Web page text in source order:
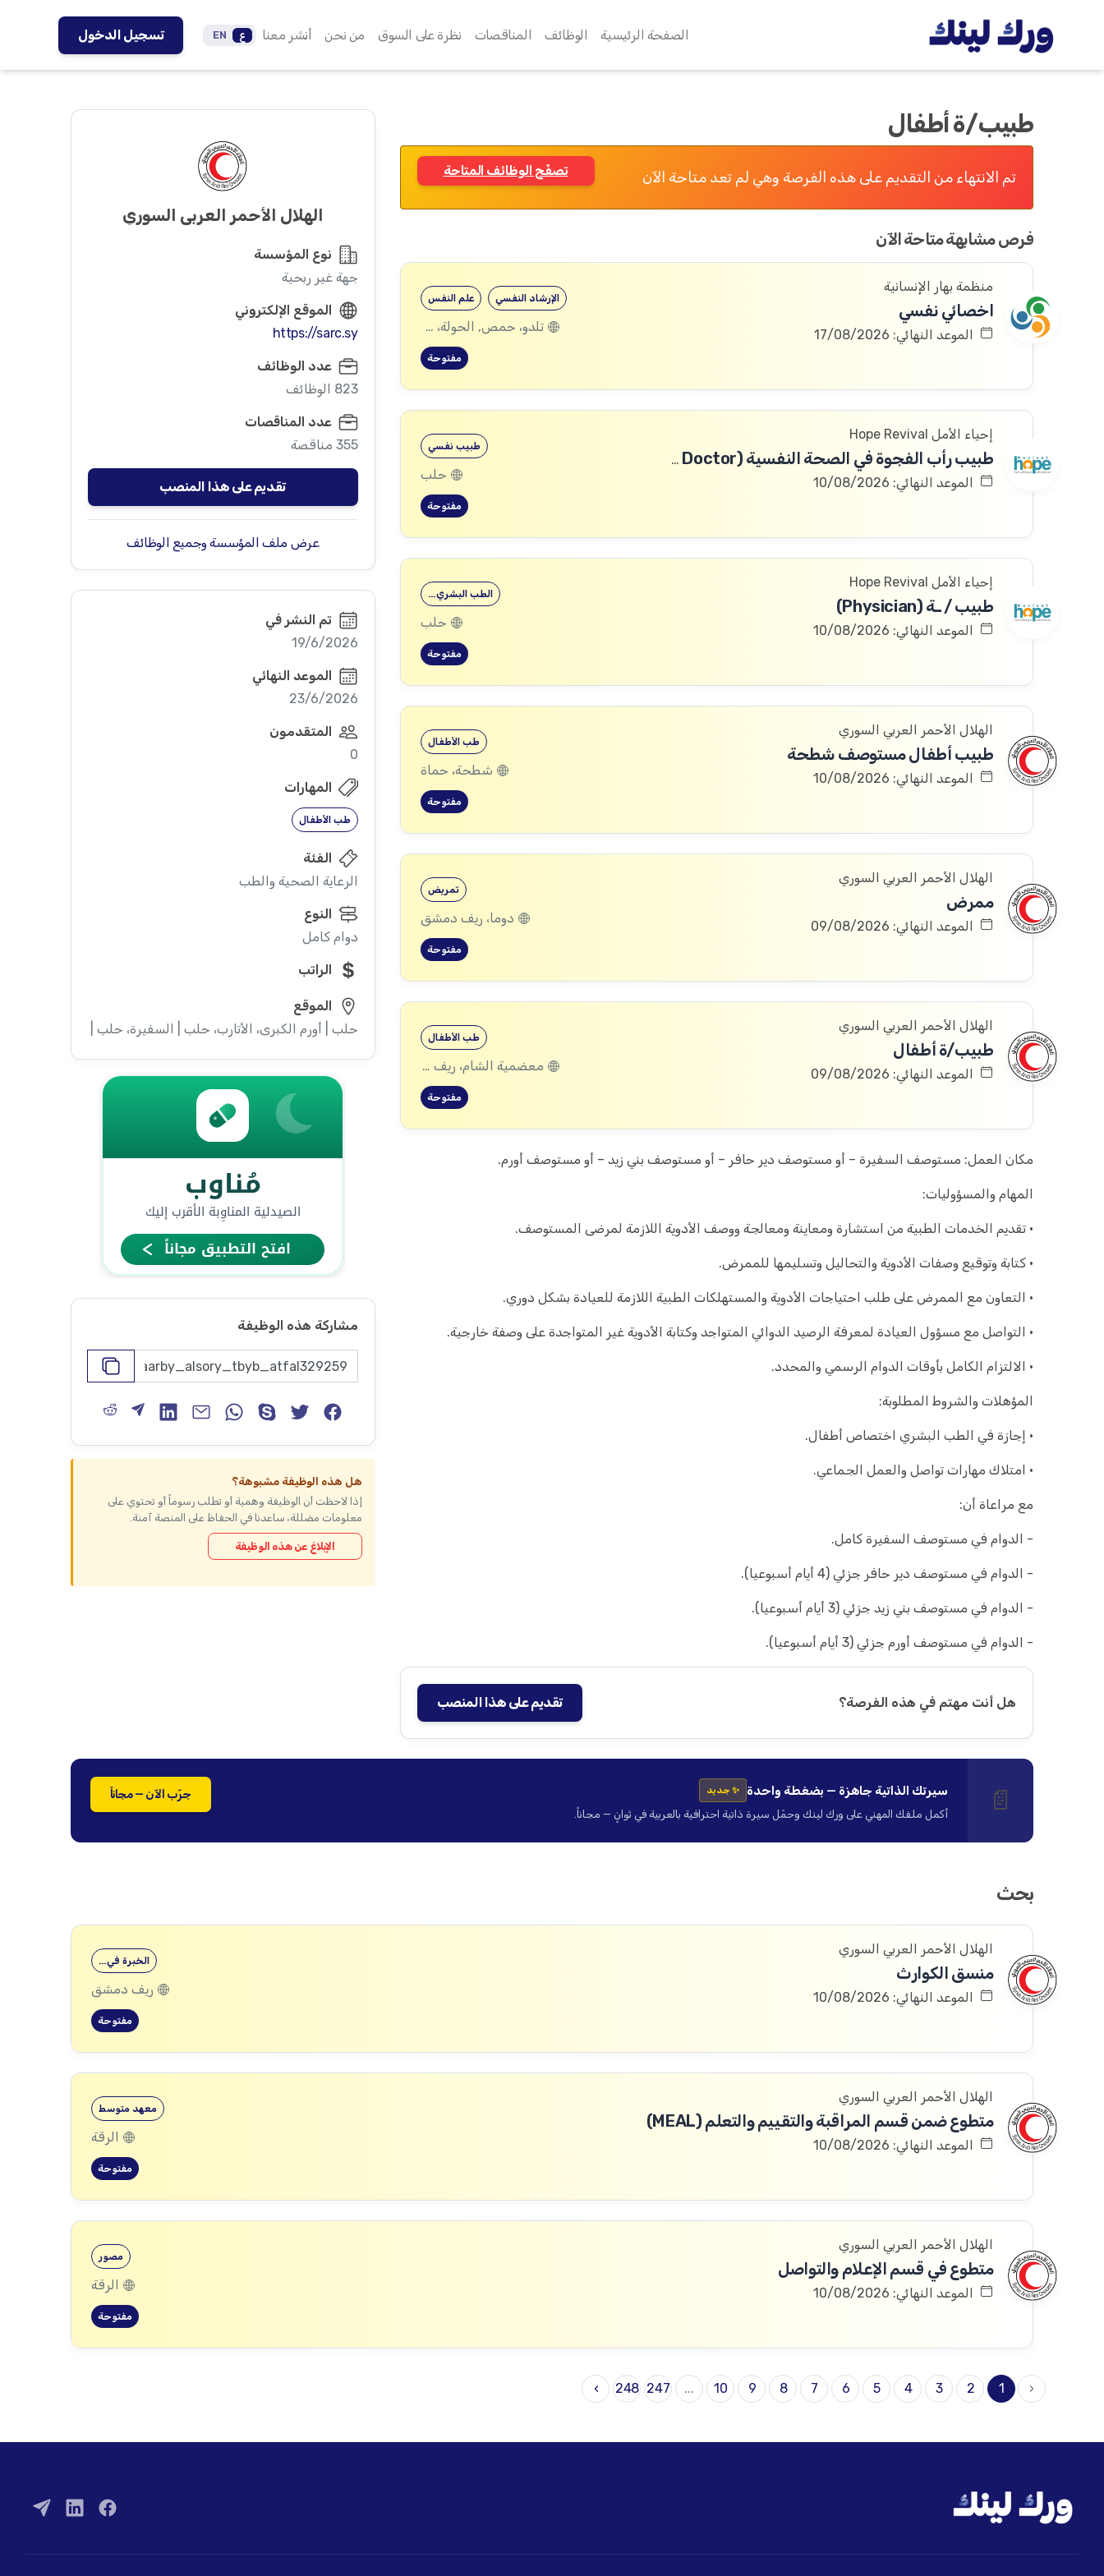
الصفحة الرئيسية الوظائف المناقصات نظرة على السوق من نحن أنشر معنا ع EN تسجيل الدخول
طبيب/ة أطفال
تم الانتهاء من التقديم على هذه الفرصة وهي لم تعد متاحة الآن تصفّح الوظائف المتاحة
فرص مشابهة متاحة الآن
منظمة بهار الإنسانية
اخصائي نفسي
الموعد النهائي: 17/08/2026
علم النفس الإرشاد النفسي
تلدو، حمص, الحولة، حمص
مفتوحة
إحياء الأمل Hope Revival
طبيب رأب الفجوة في الصحة النفسية (mhGAP Doctor)
الموعد النهائي: 10/08/2026
طبيب نفسي
حلب
مفتوحة
إحياء الأمل Hope Revival
طبيب / ـة (Physician)
الموعد النهائي: 10/08/2026
الطب البشري…
حلب
مفتوحة
الهلال الأحمر العربي السوري
طبيب أطفال مستوصف شطحة
الموعد النهائي: 10/08/2026
طب الأطفال
شطحة، حماة
مفتوحة
الهلال الأحمر العربي السوري
ممرض
الموعد النهائي: 09/08/2026
تمريض
دوما، ريف دمشق
مفتوحة
الهلال الأحمر العربي السوري
طبيب/ة أطفال
الموعد النهائي: 09/08/2026
طب الأطفال
معضمية الشام، ريف دمشق
مفتوحة
مكان العمل: مستوصف السفيرة – أو مستوصف دير حافر – أو مستوصف بني زيد – أو مستوصف أورم.
المهام والمسؤوليات:
• تقديم الخدمات الطبية من استشارة ومعاينة ومعالجة ووصف الأدوية اللازمة لمرضى المستوصف.
• كتابة وتوقيع وصفات الأدوية والتحاليل وتسليمها للممرض.
• التعاون مع الممرض على طلب احتياجات الأدوية والمستهلكات الطبية اللازمة للعيادة بشكل دوري.
• التواصل مع مسؤول العيادة لمعرفة الرصيد الدوائي المتواجد وكتابة الأدوية غير المتواجدة على وصفة خارجية.
• الالتزام الكامل بأوقات الدوام الرسمي والمحدد.
المؤهلات والشروط المطلوبة:
• إجازة في الطب البشري اختصاص أطفال.
• امتلاك مهارات تواصل والعمل الجماعي.
مع مراعاة أن:
- الدوام في مستوصف السفيرة كامل.
- الدوام في مستوصف دير حافر جزئي (4 أيام أسبوعيا).
- الدوام في مستوصف بني زيد جزئي (3 أيام أسبوعيا).
- الدوام في مستوصف أورم جزئي (3 أيام أسبوعيا).
هل أنت مهتم في هذه الفرصة؟ تقديم على هذا المنصب
الهلال الأحمر العربي السوري
نوع المؤسسة
جهة غير ربحية
الموقع الإلكتروني
https://sarc.sy
عدد الوظائف
823 الوظائف
عدد المناقصات
355 مناقصة
تقديم على هذا المنصب
عرض ملف المؤسسة وجميع الوظائف
تم النشر في
19/6/2026
الموعد النهائي
23/6/2026
المتقدمون
0
المهارات
طب الأطفال
الفئة
الرعاية الصحية والطب
النوع
دوام كامل
الراتب
الموقع
حلب | أورم الكبرى، الأتارب، حلب | السفيرة، حلب | ديرحافر، حلب
مشاركة هذه الوظيفة
هل هذه الوظيفة مشبوهة؟
إذا لاحظت أن الوظيفة وهمية أو تطلب رسوماً أو تحتوي على
معلومات مضللة، ساعدنا في الحفاظ على المنصة آمنة.
الإبلاغ عن هذه الوظيفة
📄 سيرتك الذاتية جاهزة — بضغطة واحدة ✨ جديد
أكمل ملفك المهني على ورك لينك وحمّل سيرة ذاتية احترافية بالعربية في ثوانٍ — مجاناً.
جرّب الآن — مجاناً
بحث
الهلال الأحمر العربي السوري
منسق الكوارث
الموعد النهائي: 10/08/2026
الخبرة في…
ريف دمشق
مفتوحة
الهلال الأحمر العربي السوري
متطوع ضمن قسم المراقبة والتقييم والتعلم (MEAL)
الموعد النهائي: 10/08/2026
معهد متوسط
الرقة
مفتوحة
الهلال الأحمر العربي السوري
متطوع في قسم الإعلام والتواصل
الموعد النهائي: 10/08/2026
مصور
الرقة
مفتوحة
‹
1
2
3
4
5
6
7
8
9
10
...
247
248
›